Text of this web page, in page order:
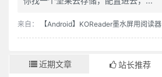
来自： 【Android】KOReader墨水屏用阅读器
近期文章 站长推荐